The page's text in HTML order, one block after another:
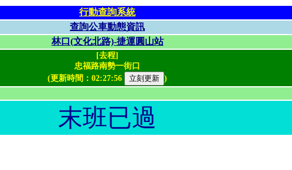
行動查詢系統
查詢公車動態資訊
林口(文化北路)-捷運圓山站
[去程]
忠福路南勢一街口
(更新時間： 02:27:56 )
末班已過